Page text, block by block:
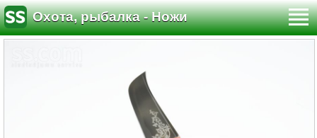
Охота, рыбалка - Ножи